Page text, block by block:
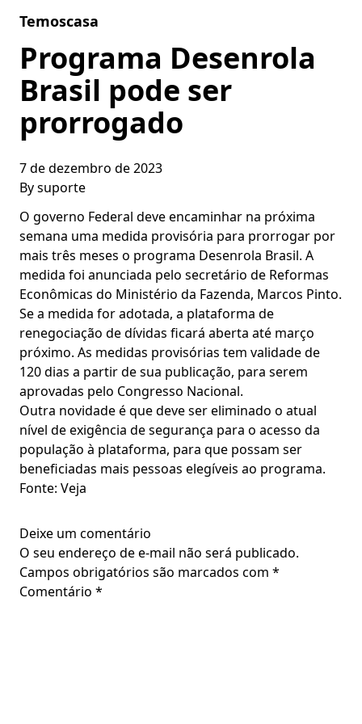
Temoscasa
Programa Desenrola
Brasil pode ser
prorrogado
7 de dezembro de 2023
Bysuporte
O governo Federal deve encaminhar na próxima
semana uma medida provisória para prorrogar por
mais três meses o programa Desenrola Brasil. A
medida foi anunciada pelo secretário de Reformas
Econômicas do Ministério da Fazenda, Marcos Pinto.
Se a medida for adotada, a plataforma de
renegociação de dívidas ficará aberta até março
próximo. As medidas provisórias tem validade de
120 dias a partir de sua publicação, para serem
aprovadas pelo Congresso Nacional.
Outra novidade é que deve ser eliminado o atual
nível de exigência de segurança para o acesso da
população à plataforma, para que possam ser
beneficiadas mais pessoas elegíveis ao programa.
Fonte: Veja
Deixe um comentário
O seu endereço de e-mail não será publicado.
Campos obrigatórios são marcados com *
Comentário *